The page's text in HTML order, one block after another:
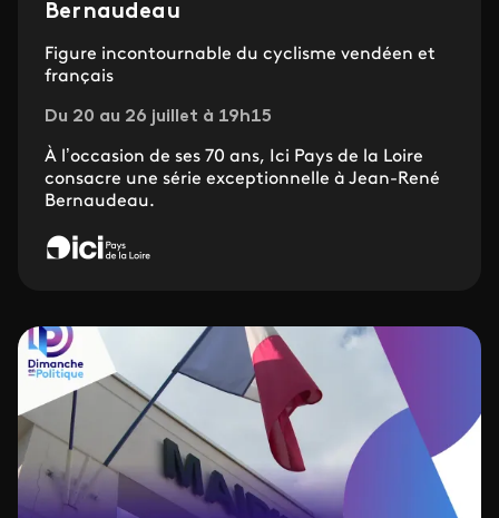
Bernaudeau
Figure incontournable du cyclisme vendéen et
français
Du 20 au 26 juillet à 19h15
À l’occasion de ses 70 ans, Ici Pays de la Loire
consacre une série exceptionnelle à Jean-René
Bernaudeau.